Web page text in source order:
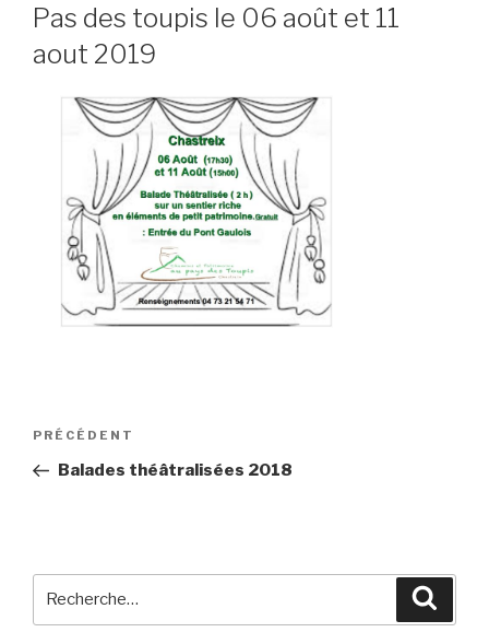
Pas des toupis le 06 août et 11
aout 2019
Navigation
l’article
Article
précédent
PRÉCÉDENT
Balades théâtralisées 2018